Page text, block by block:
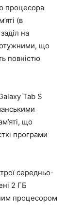
процесора
(в
на
що
повністю
Tab S
що
програми
середньо-
2 ГБ
процесором